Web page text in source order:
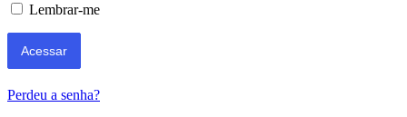
Lembrar-me
Perdeu a senha?